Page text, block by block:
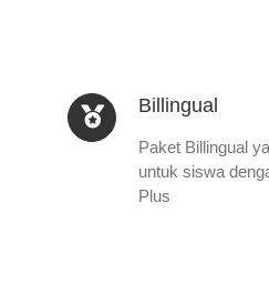
Billingual
Paket Billingual
untuk siswa
Plus